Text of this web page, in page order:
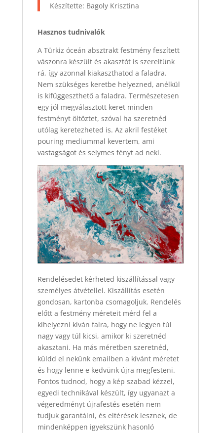
Készítette: Bagoly Krisztina
Hasznos tudnivalók
A Türkiz óceán absztrakt festmény feszített
vászonra készült és akasztót is szereltünk
rá, így azonnal kiakaszthatod a faladra.
Nem szükséges keretbe helyezned, anélkül
is kifüggeszthető a faladra. Természetesen
egy jól megválasztott keret minden
festményt öltöztet, szóval ha szeretnéd
utólag keretezheted is. Az akril festéket
pouring mediummal kevertem, ami
vastagságot és selymes fényt ad neki.
Rendelésedet kérheted kiszállítással vagy
személyes átvétellel. Kiszállítás esetén
gondosan, kartonba csomagoljuk. Rendelés
előtt a festmény méreteit mérd fel a
kihelyezni kíván falra, hogy ne legyen túl
nagy vagy túl kicsi, amikor ki szeretnéd
akasztani. Ha más méretben szeretnéd,
küldd el nekünk emailben a kívánt méretet
és hogy lenne e kedvünk újra megfesteni.
Fontos tudnod, hogy a kép szabad kézzel,
egyedi technikával készült, így ugyanazt a
végeredményt újrafestés esetén nem
tudjuk garantálni, és eltérések lesznek, de
mindenképpen igyekszünk hasonló